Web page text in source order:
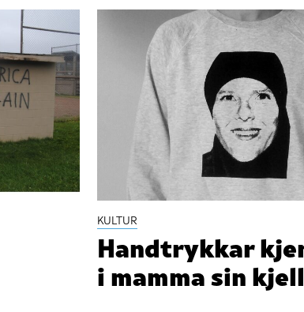
KULTUR
Handtrykkar
i mamma sin